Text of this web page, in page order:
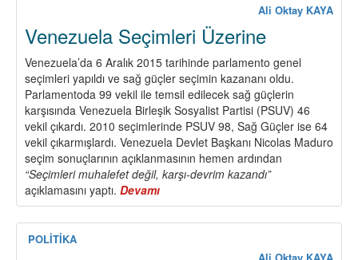
Ali Oktay KAYA
Venezuela Seçimleri Üzerine
Venezuela’da 6 Aralık 2015 tarihinde parlamento genel
seçimleri yapıldı ve sağ güçler seçimin kazananı oldu.
Parlamentoda 99 vekil ile temsil edilecek sağ güçlerin
karşısında Venezuela Birleşik Sosyalist Partisi (PSUV) 46
vekil çıkardı. 2010 seçimlerinde PSUV 98, Sağ Güçler ise 64
vekil çıkarmışlardı. Venezuela Devlet Başkanı Nicolas Maduro
seçim sonuçlarının açıklanmasının hemen ardından
“Seçimleri muhalefet değil, karşı-devrim kazandı”
açıklamasını yaptı. Devamı
Venezuela
Seçimleri
POLİTİKA
Ali Oktay KAYA